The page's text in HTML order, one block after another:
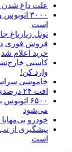
علت داغ شدن
۳۰۰۰
است
تونل زیارباغ
فروش فوری
خرید اعلام شد
وارد کن!
خاموشی
افت ۲۴ درصدی تولید خودرو در کشور
۶۵۰۰
می‌شود
خودرو
پیشگیری از
است